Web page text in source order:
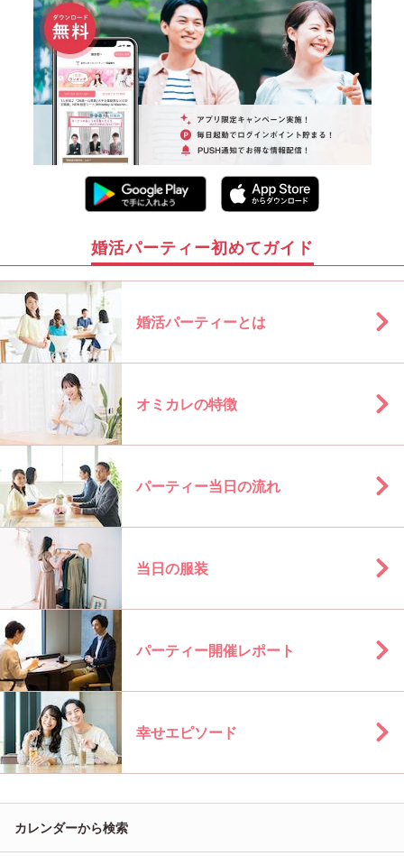
婚活パーティー初めてガイド
婚活パーティーとは
オミカレの特徴
パーティー当日の流れ
当日の服装
パーティー開催レポート
幸せエピソード
カレンダーから検索